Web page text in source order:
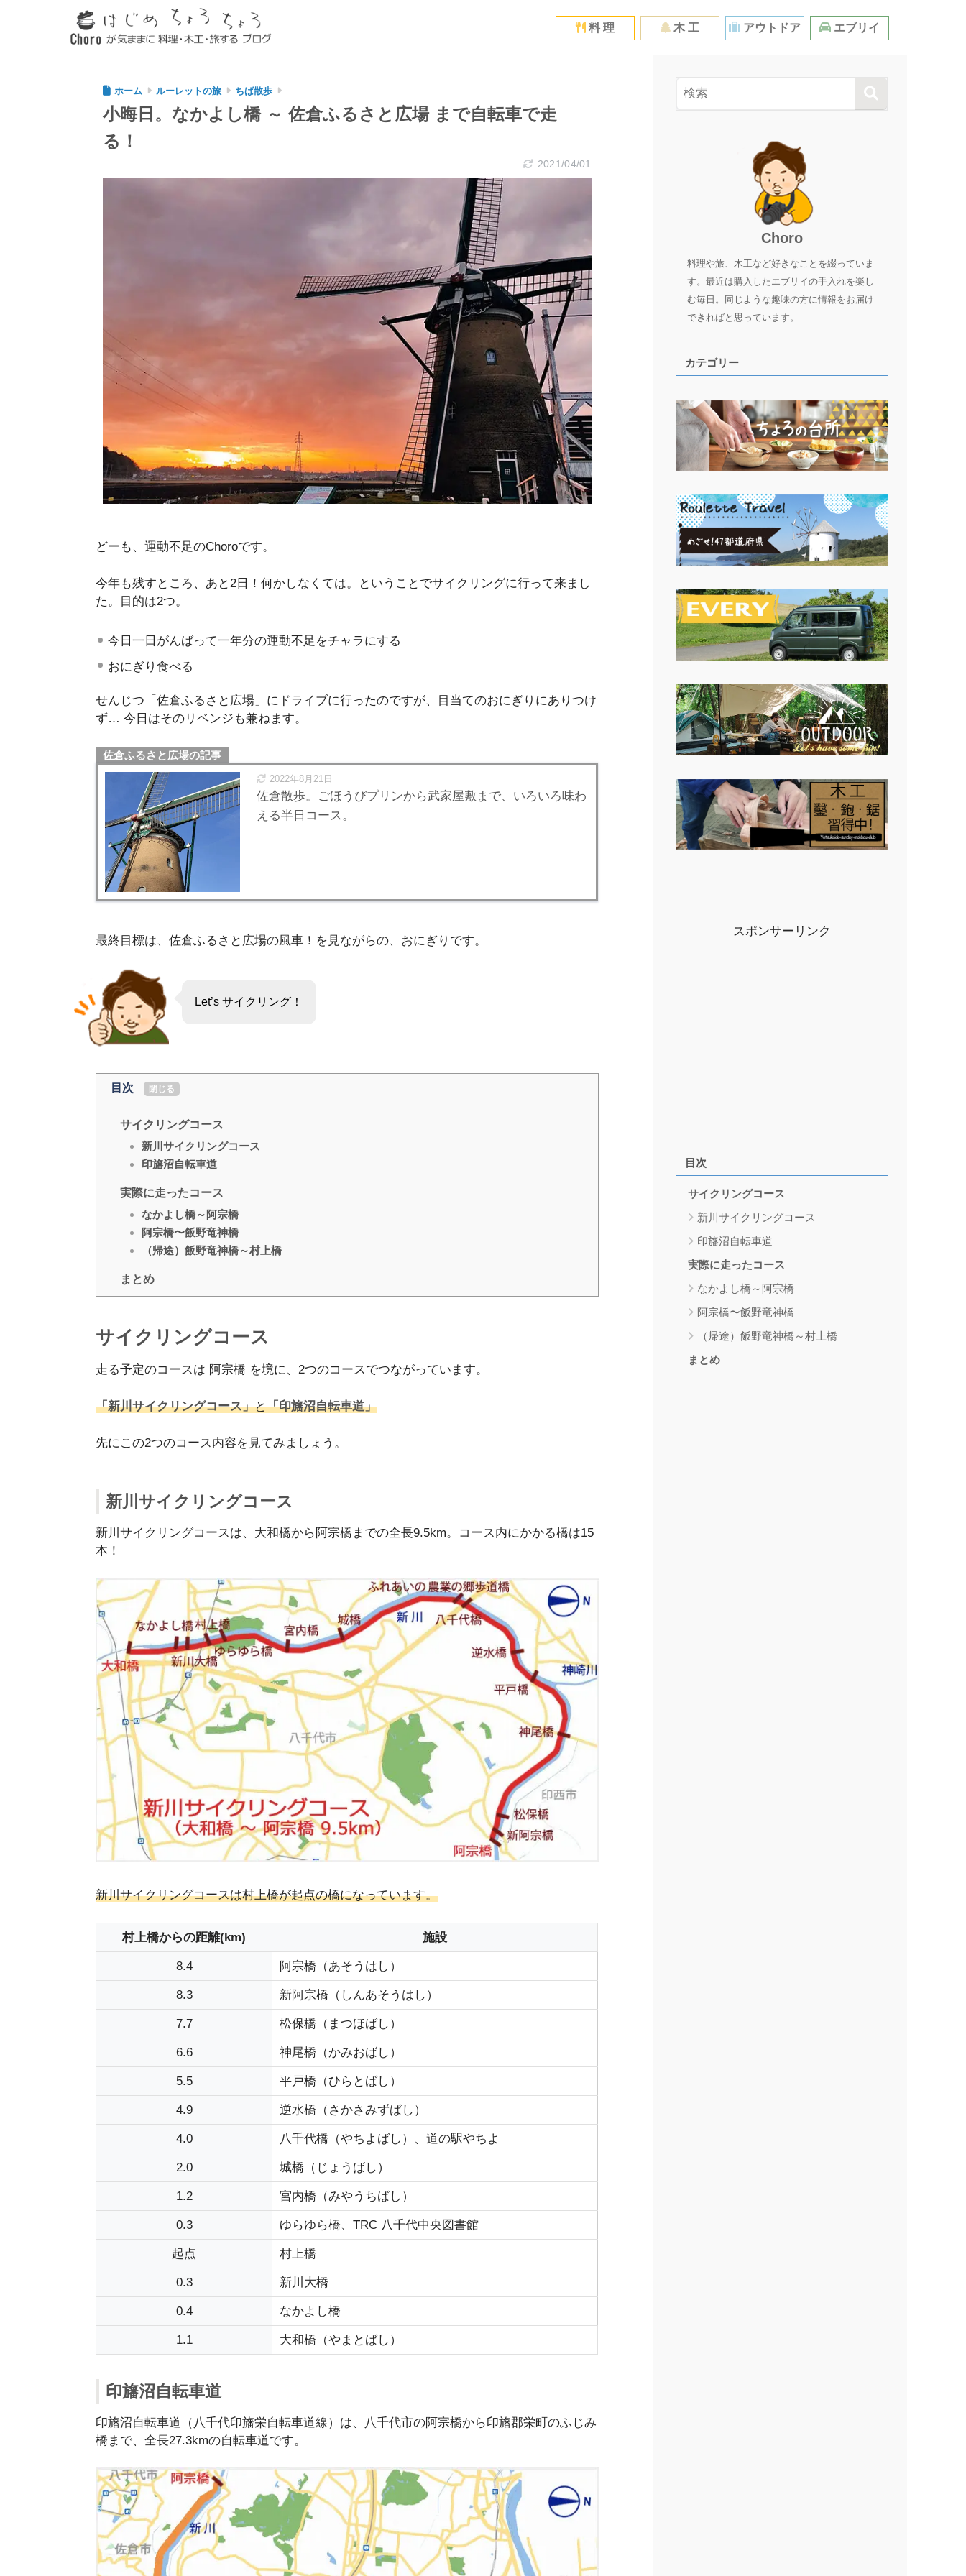
料 理 木 工 アウトドア エブリイ
ホーム ルーレットの旅 ちば散歩
小晦日。なかよし橋 ～ 佐倉ふるさと広場 まで自転車で走
る！
2021/04/01
どーも、運動不足のChoroです。
今年も残すところ、あと2日！何かしなくては。ということでサイクリングに行って来まし
た。目的は2つ。
今日一日がんばって一年分の運動不足をチャラにする
おにぎり食べる
せんじつ「佐倉ふるさと広場」にドライブに行ったのですが、目当てのおにぎりにありつけ
ず… 今日はそのリベンジも兼ねます。
佐倉ふるさと広場の記事
2022年8月21日
佐倉散歩。ごほうびプリンから武家屋敷まで、いろいろ味わ
える半日コース。
最終目標は、佐倉ふるさと広場の風車！を見ながらの、おにぎりです。
Let’s サイクリング！
目次 閉じる
サイクリングコース
新川サイクリングコース
印旛沼自転車道
実際に走ったコース
なかよし橋～阿宗橋
阿宗橋〜飯野竜神橋
（帰途）飯野竜神橋～村上橋
まとめ
サイクリングコース
走る予定のコースは 阿宗橋 を境に、2つのコースでつながっています。
「新川サイクリングコース」と「印旛沼自転車道」
先にこの2つのコース内容を見てみましょう。
新川サイクリングコース
新川サイクリングコースは、大和橋から阿宗橋までの全長9.5km。コース内にかかる橋は15
本！
新川サイクリングコースは村上橋が起点の橋になっています。
村上橋からの距離(km) 施設
8.4 阿宗橋（あそうはし）
8.3 新阿宗橋（しんあそうはし）
7.7 松保橋（まつほばし）
6.6 神尾橋（かみおばし）
5.5 平戸橋（ひらとばし）
4.9 逆水橋（さかさみずばし）
4.0 八千代橋（やちよばし）、道の駅やちよ
2.0 城橋（じょうばし）
1.2 宮内橋（みやうちばし）
0.3 ゆらゆら橋、TRC 八千代中央図書館
起点 村上橋
0.3 新川大橋
0.4 なかよし橋
1.1 大和橋（やまとばし）
印旛沼自転車道
印旛沼自転車道（八千代印旛栄自転車道線）は、八千代市の阿宗橋から印旛郡栄町のふじみ
橋まで、全長27.3kmの自転車道です。
Choro
料理や旅、木工など好きなことを綴っていま
す。最近は購入したエブリイの手入れを楽し
む毎日。同じような趣味の方に情報をお届け
できればと思っています。
カテゴリー
スポンサーリンク
目次
サイクリングコース
新川サイクリングコース
印旛沼自転車道
実際に走ったコース
なかよし橋～阿宗橋
阿宗橋〜飯野竜神橋
（帰途）飯野竜神橋～村上橋
まとめ